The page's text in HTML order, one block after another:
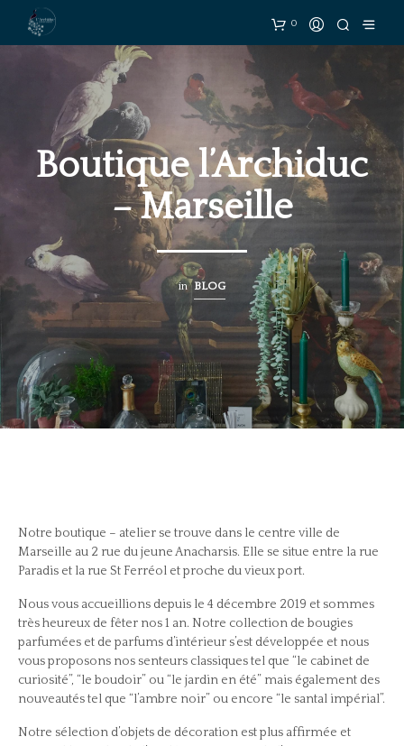
0
Boutique l’Archiduc
– Marseille
in BLOG
Notre boutique – atelier se trouve dans le centre ville de
Marseille au 2 rue du jeune Anacharsis. Elle se situe entre la rue
Paradis et la rue St Ferréol et proche du vieux port.
Nous vous accueillions depuis le 4 décembre 2019 et sommes
très heureux de fêter nos 1 an. Notre collection de bougies
parfumées et de parfums d’intérieur s’est développée et nous
vous proposons nos senteurs classiques tel que “le cabinet de
curiosité”, “le boudoir” ou “le jardin en été” mais également des
nouveautés tel que “l’ambre noir” ou encore “le santal impérial”.
Notre sélection d’objets de décoration est plus affirmée et